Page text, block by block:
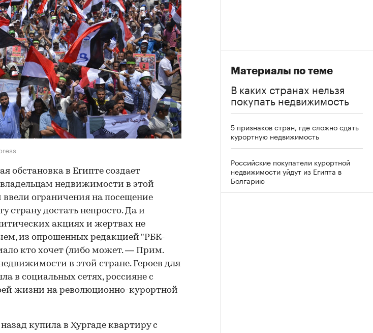
обстановка в Египте создает
недвижимости в этой
ввели ограничения на посещение
страну достать непросто. Да и
акциях и жертвах не
из опрошенных редакцией "РБК-
кто хочет (либо может. — Прим.
в этой стране. Героев для
в социальных сетях, россияне с
жизни на революционно-курортной
купила в Хургаде квартиру с
Материалы по теме
В каких странах нельзя
покупать недвижимость
5 признаков стран, где сложно сдать
курортную недвижимость
Российские покупатели курортной
недвижимости уйдут из Египта в
Болгарию